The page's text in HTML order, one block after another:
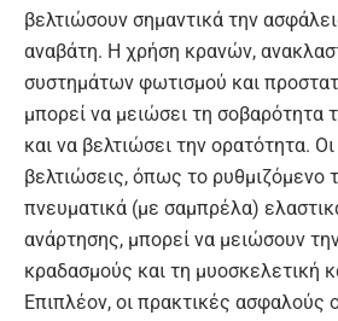
βελτιώσουν σημαντικά την
αναβάτη. Η χρήση κρανών,
συστημάτων φωτισμού και
μπορεί να μειώσει τη σοβαρότητα
και να βελτιώσει την ορατότητα.
βελτιώσεις, όπως το ρυθμιζόμενο
πνευματικά (με σαμπρέλα)
ανάρτησης, μπορεί να μειώσουν
κραδασμούς και τη μυοσκελετική
Επιπλέον, οι πρακτικές ασφαλούς